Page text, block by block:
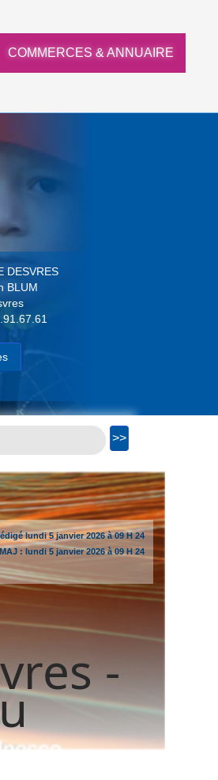
COMMERCES & ANNUAIRE
DESVRES
BLUM
lundi5 janvier 2026 à 09 H 24
MAJ : lundi 5 janvier 2026 à 09 H 24
-